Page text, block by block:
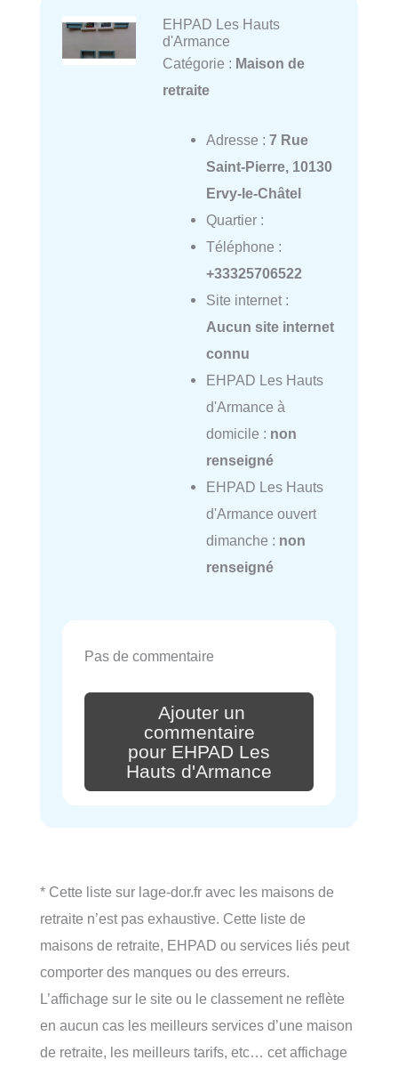
EHPAD Les Hauts
d'Armance
Catégorie : Maison de
retraite
Adresse : 7 Rue
Saint-Pierre, 10130
Ervy-le-Châtel
Quartier :
Téléphone :
+33325706522
Site internet :
Aucun site internet
connu
EHPAD Les Hauts
d'Armance à
domicile : non
renseigné
EHPAD Les Hauts
d'Armance ouvert
dimanche : non
renseigné
Pas de commentaire
Ajouter un
commentaire
pour EHPAD Les
Hauts d'Armance
* Cette liste sur lage-dor.fr avec les maisons de
retraite n’est pas exhaustive. Cette liste de
maisons de retraite, EHPAD ou services liés peut
comporter des manques ou des erreurs.
L’affichage sur le site ou le classement ne reflète
en aucun cas les meilleurs services d’une maison
de retraite, les meilleurs tarifs, etc… cet affichage